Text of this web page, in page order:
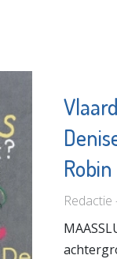
de pagina